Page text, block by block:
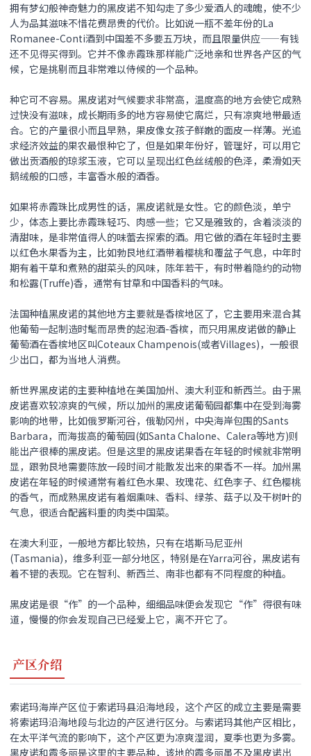
拥有梦幻般神奇魅力的黑皮诺不知勾走了多少爱酒人的魂魄，使不少
人为品其滋味不惜花费昂贵的代价。比如说一瓶不差年份的La
Romanee-Conti酒到中国差不多要五万块，而且限量供应——有钱
还不见得买得到。它并不像赤霞珠那样能广泛地亲和世界各产区的气
候，它是挑剔而且非常难以侍候的一个品种。
种它可不容易。 黑皮诺对气候要求非常高，温度高的地方会使它成熟
过快没有滋味，成长期雨多的地方容易使它腐烂，只有凉爽地带最适
合。它的产量很小而且早熟，果皮像女孩子鲜嫩的面皮一样薄。光追
求经济效益的果农最恨种它了，但是如果年份好，管理好，可以用它
做出贡酒般的琼浆玉液，它可以呈现出红色丝绒般的色泽，柔滑如天
鹅绒般的口感，丰富香水般的酒香。
如果将赤霞珠比成男性的话， 黑皮诺就是女性。它的颜色淡，单宁
少，体态上要比赤霞珠轻巧、肉感一些；它又是雅致的，含着淡淡的
清甜味，是非常值得人的味蕾去探索的酒。用它做的酒在年轻时主要
以红色水果香为主，比如勃艮地红酒带着樱桃和覆盆子气息，中年时
期有着干草和煮熟的甜菜头的风味，陈年若干，有时带着隐约的动物
和松露(Truffe)香，通常有甘草和中国香料的气味。
法国种植黑皮诺的其他地方主要就是香槟地区了，它主要用来混合其
他葡萄一起制造时髦而昂贵的起泡酒-香槟，而只用黑皮诺做的静止
葡萄酒在香槟地区叫Coteaux Champenois(或者Villages)，一般很
少出口，都为当地人消费。
新世界黑皮诺的主要种植地在美国加州、澳大利亚和新西兰。由于黑
皮诺喜欢较凉爽的气候，所以加州的黑皮诺葡萄园都集中在受到海雾
影响的地带，比如俄罗斯河谷，俄勒冈州，中央海岸包围的Sants
Barbara，而海拔高的葡萄园(如Santa Chalone、Calera等地方)则
能出产很棒的黑皮诺。但是这里的黑皮诺果香在年轻的时候就非常明
显，跟勃艮地需要陈放一段时间才能散发出来的果香不一样。加州黑
皮诺在年轻的时候通常有着红色水果、玫瑰花、红色李子、红色樱桃
的香气，而成熟黑皮诺有着烟熏味、香料、绿茶、菇子以及干树叶的
气息，很适合配酱料重的肉类中国菜。
在澳大利亚，一般地方都比较热，只有在塔斯马尼亚州
(Tasmania)，维多利亚一部分地区，特别是在Yarra河谷， 黑皮诺有
着不错的表现。它在智利、新西兰、南非也都有不同程度的种植。
黑皮诺是很“作”的一个品种，细细品味便会发现它“作”得很有味
道，慢慢的你会发现自己已经爱上它，离不开它了。
产区介绍
索诺玛海岸产区位于索诺玛县沿海地段，这个产区的成立主要是需要
将索诺玛沿海地段与北边的产区进行区分。与索诺玛其他产区相比，
在太平洋气流的影响下，这个产区更为凉爽湿润，夏季也更为多雾。
黑皮诺和霞多丽是这里的主要品种，该地的霞多丽虽不及黑皮诺出